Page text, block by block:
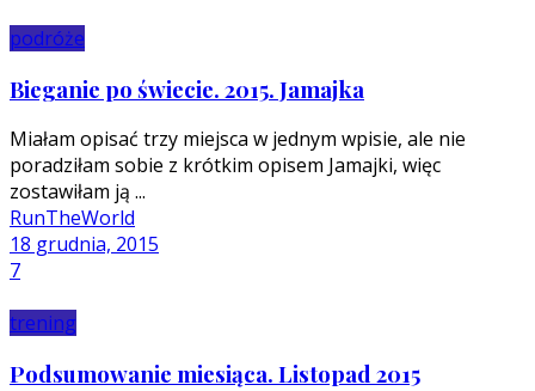
podróże
Bieganie po świecie. 2015. Jamajka
Miałam opisać trzy miejsca w jednym wpisie, ale nie
poradziłam sobie z krótkim opisem Jamajki, więc
zostawiłam ją ...
RunTheWorld
18 grudnia, 2015
7
trening
Podsumowanie miesiąca. Listopad 2015